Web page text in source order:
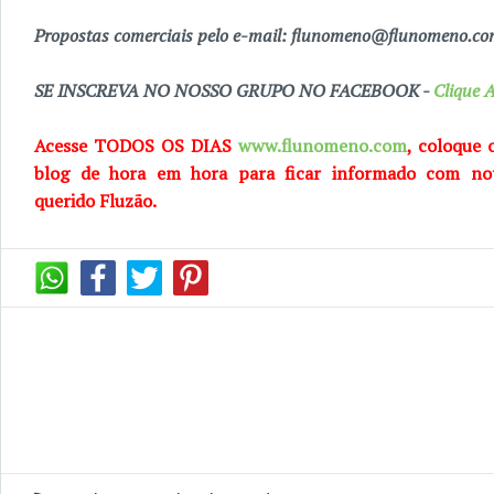
Propostas comerciais pelo e-mail:
SE INSCREVA NO NOSSO GRUPO NO FACEBOOK -Clique
Acesse TODOS OS DIAS www.flunomeno.com, coloque
blog dehora em hora para ficar informado com
queridoFluzão.